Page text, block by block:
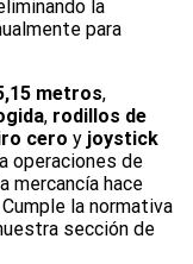
la
para
metros,
, rodillos de
cero y joystick
operaciones de
mercancía hace
la normativa
sección de